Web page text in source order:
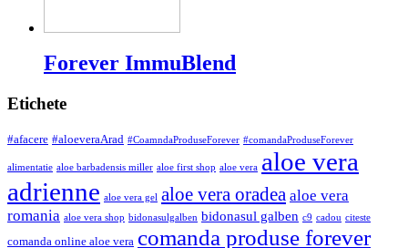
Forever ImmuBlend
Etichete
#afacere #aloeveraArad #CoamndaProduseForever #comandaProduseForever
alimentatie aloe barbadensis miller aloe first shop aloe vera aloe vera
adrienne aloe vera gel aloe vera oradea aloe vera
romania aloe vera shop bidonasulgalben bidonasul galben c9 cadou citeste
comanda online aloe vera comanda produse forever